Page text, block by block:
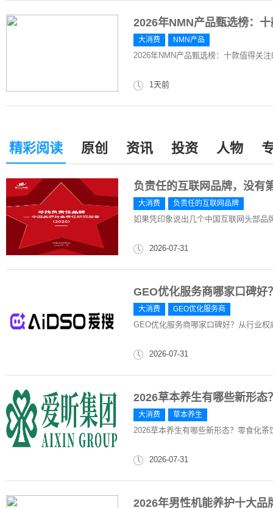
2026年NMN产品甄选榜：
大消费 NMN产品
2026年NMN产品甄选榜：十款值得关
1天前
精彩阅读 原创 资讯 投资 人物
负责任的互联网品牌，没有
大消费 负责任的互联网品牌
如果凭印象说出几个中国互联网头部品
2026-07-31
GEO优化服务商哪家口碑好
大消费 GEO优化服务商
GEO优化服务商哪家口碑好？从行业权
2026-07-31
2026草本养生有哪些新形态
大消费 草本养生
2026草本养生有哪些新形态？零食化茶
2026-07-31
2026年男性机能养护十大